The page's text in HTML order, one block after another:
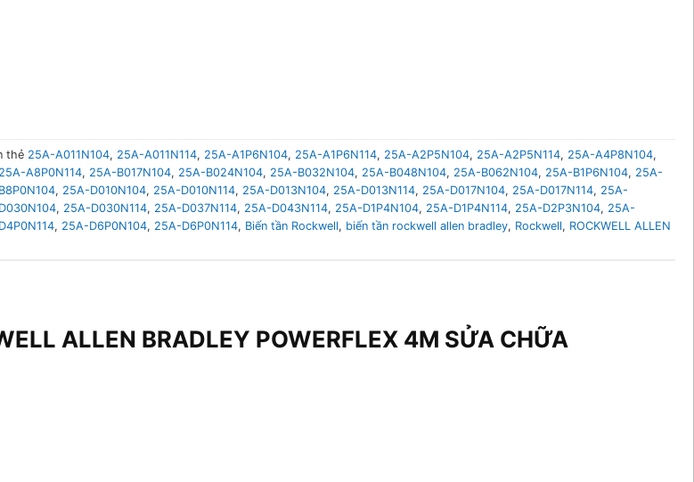
thẻ 25A-A011N104, 25A-A011N114, 25A-A1P6N104, 25A-A1P6N114, 25A-A2P5N104, 25A-A2P5N114, 25A-A4P8N104,
25A-A8P0N114, 25A-B017N104, 25A-B024N104, 25A-B032N104, 25A-B048N104, 25A-B062N104, 25A-B1P6N104, 25A-
, 25A-D010N104, 25A-D010N114, 25A-D013N104, 25A-D013N114, 25A-D017N104, 25A-D017N114, 25A-
, 25A-D030N114, 25A-D037N114, 25A-D043N114, 25A-D1P4N104, 25A-D1P4N114, 25A-D2P3N104, 25A-
, 25A-D6P0N104, 25A-D6P0N114, Biến tần Rockwell, biến tần rockwell allen bradley, Rockwell, ROCKWELL ALLEN
ALLEN BRADLEY POWERFLEX 4M SỬA CHỮA